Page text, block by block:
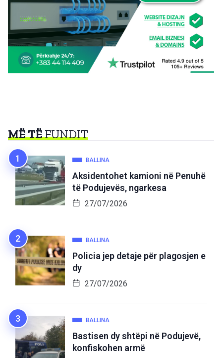
MË TËFUNDIT
BALLINA
Aksidentohet kamioni në Penuhë
të Podujevës, ngarkesa
27/07/2026
BALLINA
Policia jep detaje për plagosjen e
dy
27/07/2026
BALLINA
Bastisen dy shtëpi në Podujevë,
konfiskohen armë